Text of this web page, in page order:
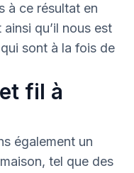
à ce résultat en
qu’il nous est
sont à la fois de
fil à
également un
tel que des